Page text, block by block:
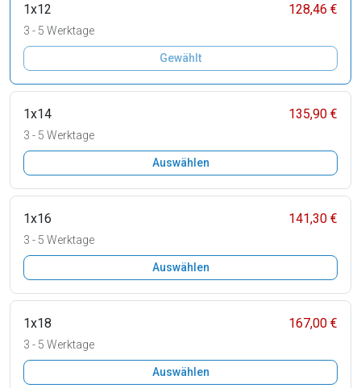
1x12 128,46 €
3 - 5 Werktage
Gewählt
1x14 135,90 €
3 - 5 Werktage
Auswählen
1x16 141,30 €
3 - 5 Werktage
Auswählen
1x18 167,00 €
3 - 5 Werktage
Auswählen